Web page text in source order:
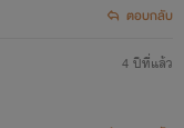
ตอบกลับ
4 ปีที่แล้ว